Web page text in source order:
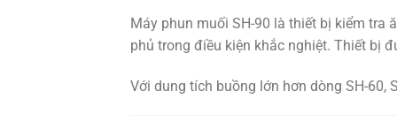
Máy phun muối SH-90 là thiết bị kiểm tra
phủ trong điều kiện khắc nghiệt. Thiết bị
Với dung tích buồng lớn hơn dòng SH-60,